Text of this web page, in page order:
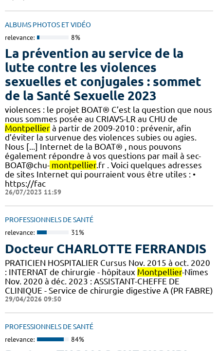
ALBUMS PHOTOS ET VIDÉO
relevance: 8%
La prévention au service de la
lutte contre les violences
sexuelles et conjugales : sommet
de la Santé Sexuelle 2023
violences : le projet BOAT® C’est la question que nous
nous sommes posée au CRIAVS-LR au CHU de
Montpellier à partir de 2009-2010 : prévenir, afin
d’éviter la survenue des violences subies ou agies.
Nous [...] Internet de la BOAT® , nous pouvons
également répondre à vos questions par mail à sec-
BOAT@chu- montpellier.fr . Voici quelques adresses
de sites Internet qui pourraient vous être utiles : •
https://fac
26/07/2023 11:59
PROFESSIONNELS DE SANTÉ
relevance: 31%
Docteur CHARLOTTE FERRANDIS
PRATICIEN HOSPITALIER Cursus Nov. 2015 à oct. 2020
: INTERNAT de chirurgie - hôpitaux Montpellier-Nîmes
Nov. 2020 à déc. 2023 : ASSISTANT-CHEFFE DE
CLINIQUE - Service de chirurgie digestive A (PR FABRE)
29/04/2026 09:50
PROFESSIONNELS DE SANTÉ
relevance: 84%